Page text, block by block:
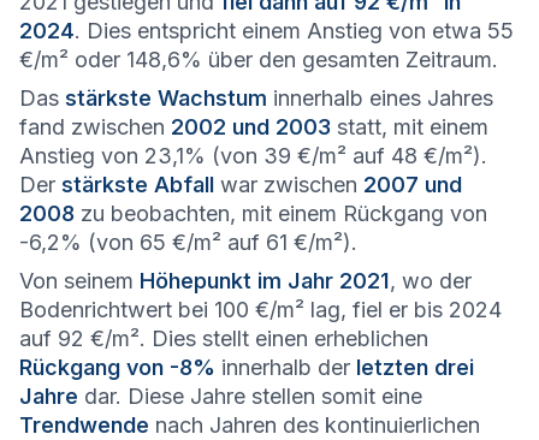
2024. Dies entspricht einem Anstieg von etwa 55
€/m² oder 148,6% über den gesamten Zeitraum.
Das stärkste Wachstum innerhalb eines Jahres
fand zwischen 2002 und 2003 statt, mit einem
Anstieg von 23,1% (von 39 €/m² auf 48 €/m²).
Der stärkste Abfall war zwischen 2007 und
2008 zu beobachten, mit einem Rückgang von
-6,2% (von 65 €/m² auf 61 €/m²).
Von seinem Höhepunkt im Jahr 2021, wo der
Bodenrichtwert bei 100 €/m² lag, fiel er bis 2024
auf 92 €/m². Dies stellt einen erheblichen
Rückgang von -8% innerhalb der letzten drei
Jahre dar. Diese Jahre stellen somit eine
Trendwende nach Jahren des kontinuierlichen